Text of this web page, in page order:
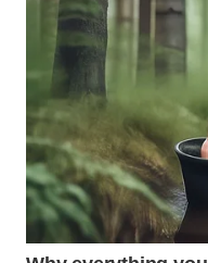
WN
MANDALIKA
WN
LIKUPANG
WN
LABUANBAJO